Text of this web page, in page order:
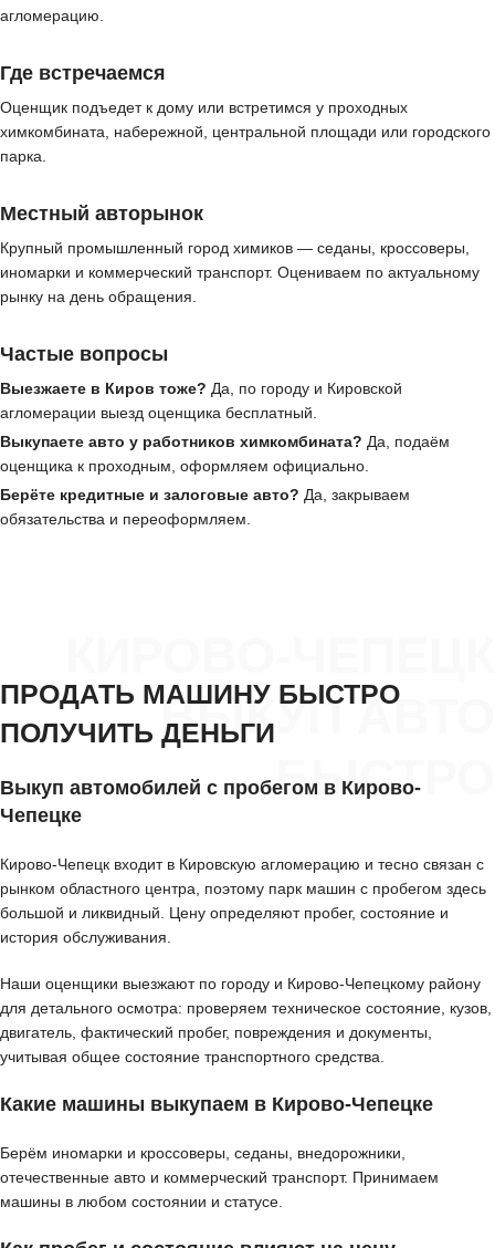
агломерацию.
Где встречаемся
Оценщик подъедет к дому или встретимся у проходных
химкомбината, набережной, центральной площади или городского
парка.
Местный авторынок
Крупный промышленный город химиков — седаны, кроссоверы,
иномарки и коммерческий транспорт. Оцениваем по актуальному
рынку на день обращения.
Частые вопросы
Выезжаете в Киров тоже? Да, по городу и Кировской
агломерации выезд оценщика бесплатный.
Выкупаете авто у работников химкомбината? Да, подаём
оценщика к проходным, оформляем официально.
Берёте кредитные и залоговые авто? Да, закрываем
обязательства и переоформляем.
ВЫКУП АВТО
БЫСТРО
ПРОДАТЬ МАШИНУ БЫСТРО
ПОЛУЧИТЬ ДЕНЬГИ
Выкуп автомобилей с пробегом в Кирово-
Чепецке
Кирово-Чепецк входит в Кировскую агломерацию и тесно связан с
рынком областного центра, поэтому парк машин с пробегом здесь
большой и ликвидный. Цену определяют пробег, состояние и
история обслуживания.
Наши оценщики выезжают по городу и Кирово-Чепецкому району
для детального осмотра: проверяем техническое состояние, кузов,
двигатель, фактический пробег, повреждения и документы,
учитывая общее состояние транспортного средства.
Какие машины выкупаем в Кирово-Чепецке
Берём иномарки и кроссоверы, седаны, внедорожники,
отечественные авто и коммерческий транспорт. Принимаем
машины в любом состоянии и статусе.